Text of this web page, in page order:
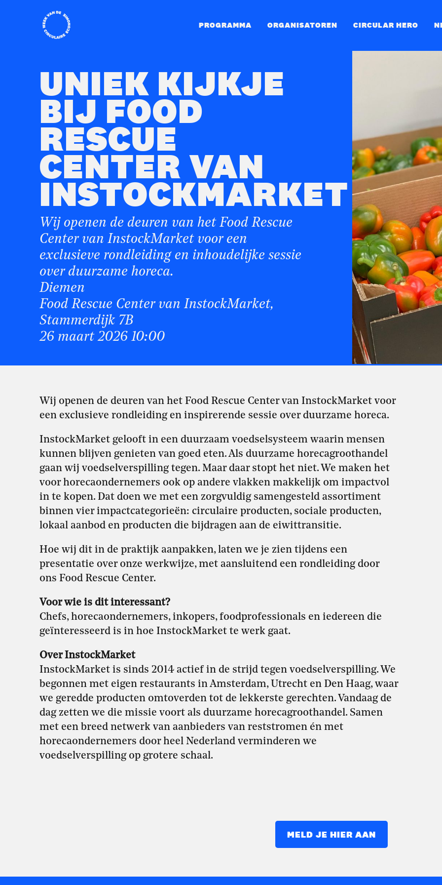
Home PROGRAMMA ORGANISATOREN CIRCULAR HERO
UNIEK KIJKJE
BIJ FOOD
RESCUE
CENTER VAN
INSTOCKMARKET
Wij openen de deuren van het Food Rescue
Center van InstockMarket voor een
exclusieve rondleiding en inhoudelijke sessie
over duurzame horeca.
Diemen
Food Rescue Center van InstockMarket,
Stammerdijk 7B
26 maart 2026 10:00
Wij openen de deuren van het Food Rescue Center van InstockMarket voor
een exclusieve rondleiding en inspirerende sessie over duurzame horeca.
InstockMarket gelooft in een duurzaam voedselsysteem waarin mensen
kunnen blijven genieten van goed eten. Als duurzame horecagroothandel
gaan wij voedselverspilling tegen. Maar daar stopt het niet. We maken het
voor horecaondernemers ook op andere vlakken makkelijk om impactvol
in te kopen. Dat doen we met een zorgvuldig samengesteld assortiment
binnen vier impactcategorieën: circulaire producten, sociale producten,
lokaal aanbod en producten die bijdragen aan de eiwittransitie.
Hoe wij dit in de praktijk aanpakken, laten we je zien tijdens een
presentatie over onze werkwijze, met aansluitend een rondleiding door
ons Food Rescue Center.
Voor wie is dit interessant?
Chefs, horecaondernemers, inkopers, foodprofessionals en iedereen die
geïnteresseerd is in hoe InstockMarket te werk gaat.
Over InstockMarket
InstockMarket is sinds 2014 actief in de strijd tegen voedselverspilling. We
begonnen met eigen restaurants in Amsterdam, Utrecht en Den Haag, waar
we geredde producten omtoverden tot de lekkerste gerechten. Vandaag de
dag zetten we die missie voort als duurzame horecagroothandel. Samen
met een breed netwerk van aanbieders van reststromen én met
horecaondernemers door heel Nederland verminderen we
voedselverspilling op grotere schaal.
MELD JE HIER AAN